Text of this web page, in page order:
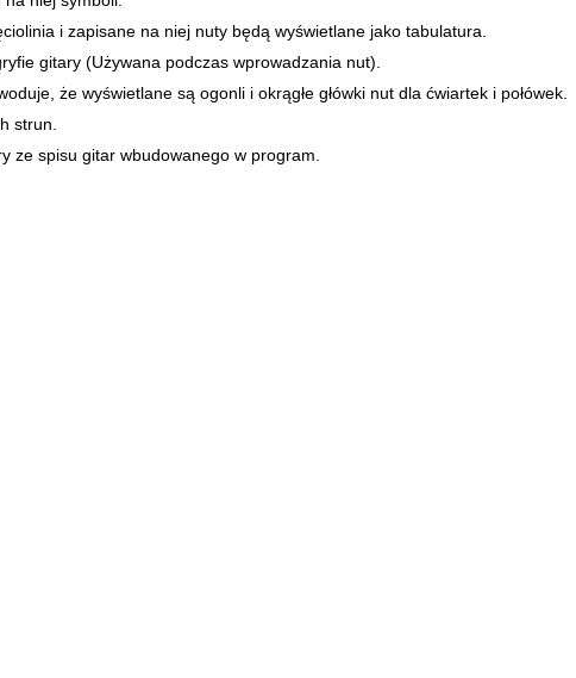
i zapisane na niej nuty będą wyświetlane jako tabulatura.
gitary (Używana podczas wprowadzania nut).
że wyświetlane są ogonli i okrągłe główki nut dla ćwiartek i połówek.
strun.
ze spisu gitar wbudowanego w program.